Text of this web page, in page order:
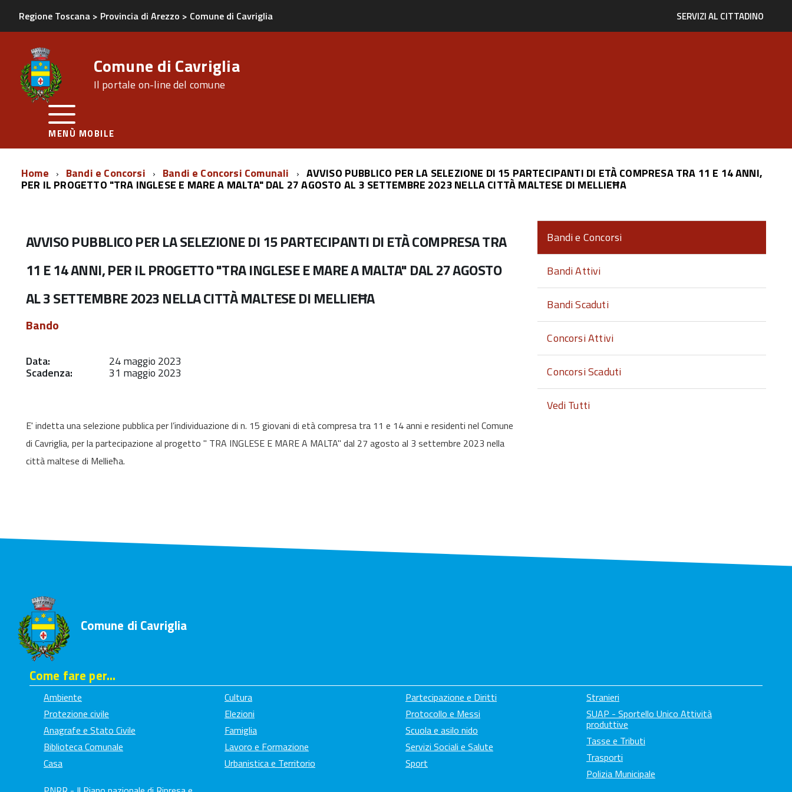
SERVIZI AL CITTADINO
Regione Toscana > Provincia di Arezzo > Comune di Cavriglia
Comune di Cavriglia
Il portale on-line del comune
MENÙ MOBILE
Home Bandi e Concorsi Bandi e Concorsi Comunali AVVISO PUBBLICO PER LA SELEZIONE DI 15 PARTECIPANTI DI ETÀ COMPRESA TRA 11 E 14 ANNI,
PER IL PROGETTO "TRA INGLESE E MARE A MALTA" DAL 27 AGOSTO AL 3 SETTEMBRE 2023 NELLA CITTÀ MALTESE DI MELLIEĦA
AVVISO PUBBLICO PER LA SELEZIONE DI 15 PARTECIPANTI DI ETÀ COMPRESA TRA
11 E 14 ANNI, PER IL PROGETTO "TRA INGLESE E MARE A MALTA" DAL 27 AGOSTO
AL 3 SETTEMBRE 2023 NELLA CITTÀ MALTESE DI MELLIEĦA
Bando
Data: 24 maggio 2023
Scadenza: 31 maggio 2023
E' indetta una selezione pubblica per l’individuazione di n. 15 giovani di età compresa tra 11 e 14 anni e residenti nel Comune
di Cavriglia, per la partecipazione al progetto " TRA INGLESE E MARE A MALTA" dal 27 agosto al 3 settembre 2023 nella
città maltese di Mellieħa.
Bandi e Concorsi
Bandi Attivi
Bandi Scaduti
Concorsi Attivi
Concorsi Scaduti
Vedi Tutti
Comune di Cavriglia
Come fare per...
Ambiente
Protezione civile
Anagrafe e Stato Civile
Biblioteca Comunale
Casa
Cultura
Elezioni
Famiglia
Lavoro e Formazione
Urbanistica e Territorio
Partecipazione e Diritti
Protocollo e Messi
Scuola e asilo nido
Servizi Sociali e Salute
Sport
Stranieri
SUAP - Sportello Unico Attività
produttive
Tasse e Tributi
Trasporti
Polizia Municipale